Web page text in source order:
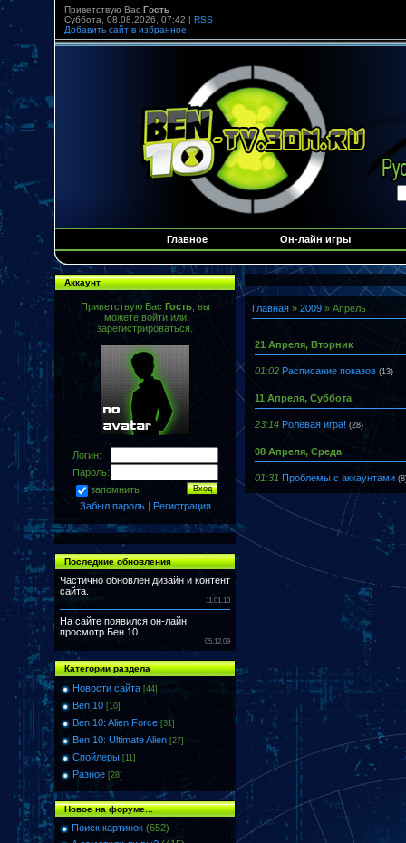
Приветствую Вас Гость
Суббота, 08.08.2026, 07:42 | RSS
Добавить сайт в избранное
Главное Он-лайн игры
Аккаунт
Приветствую Вас Гость, вы
можете войти или
зарегистрироваться.
Логин:
Пароль:
запомнить
Забыл пароль| Регистрация
Последние обновления
Частично обновлен дизайн и контент
сайта.
11.01.10
На сайте появился он-лайн
просмотр Бен 10.
05.12.09
Категории раздела
Новости сайта [44]
Ben 10 [10]
Ben 10: Alien Force [31]
Ben 10: Ultimate Alien [27]
Спойлеры [11]
Разное [28]
Новое на форуме...
Поиск картинок (652)
Главная » 2009 » Апрель
21 Апреля, Вторник
01:02 Расписание показов (13)
11 Апреля, Суббота
23:14 Ролевая игра! (28)
08 Апреля, Среда
01:31 Проблемы с аккаунтами